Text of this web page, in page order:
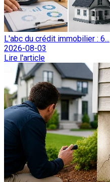
L'abc du crédit immobilier : 6...
2026-08-03
Lire l'article